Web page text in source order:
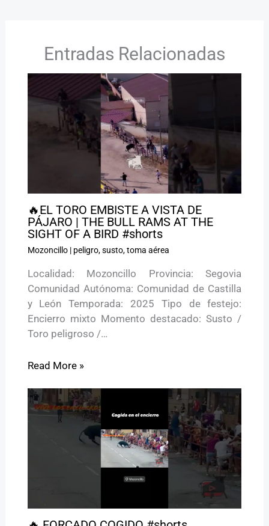
Entradas Relacionadas
🔥EL TORO EMBISTE A VISTA DE
PÁJARO | THE BULL RAMS AT THE
SIGHT OF A BIRD #shorts
Mozoncillo| peligro,susto,toma aérea
Localidad: Mozoncillo Provincia: Segovia
Comunidad Autónoma: Comunidad de Castilla
y León Temporada: 2025 Tipo de festejo:
Encierro mixto Momento destacado: Susto /
Toro peligroso /…
Read More »